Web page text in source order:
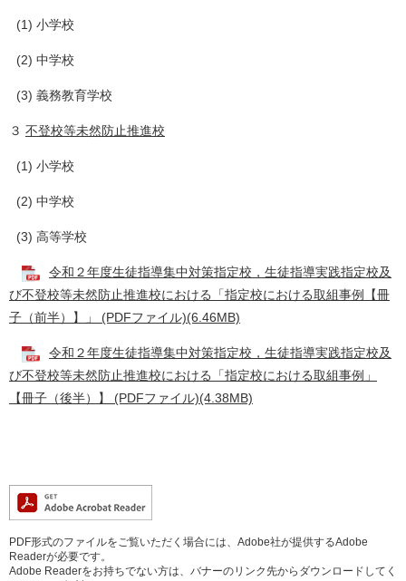
(1) 小学校
(2) 中学校
(3) 義務教育学校
３ 不登校等未然防止推進校
(1) 小学校
(2) 中学校
(3) 高等学校
令和２年度生徒指導集中対策指定校，生徒指導実践指定校及
び不登校等未然防止推進校における「指定校における取組事例【冊
子（前半）】」 (PDFファイル)(6.46MB)
令和２年度生徒指導集中対策指定校，生徒指導実践指定校及
び不登校等未然防止推進校における「指定校における取組事例」
【冊子（後半）】 (PDFファイル)(4.38MB)
PDF形式のファイルをご覧いただく場合には、Adobe社が提供するAdobe
Readerが必要です。
Adobe Readerをお持ちでない方は、バナーのリンク先からダウンロードしてく